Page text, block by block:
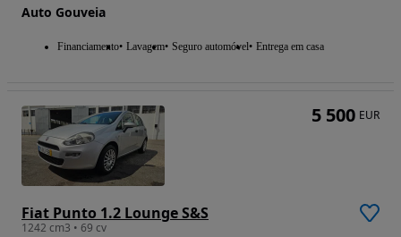
Auto Gouveia
Financiamento Lavagem Seguro automóvel Entrega em casa
Fiat Punto 1.2 Lounge S&S
1242 cm3 • 69 cv
5 500 EUR